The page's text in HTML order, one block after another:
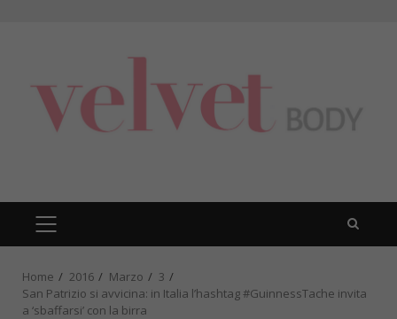
PRIMARY
MENU
Home 2016 Marzo
3
San Patrizio si avvicina: in Italia l’hashtag #GuinnessTache invita
a ‘sbaffarsi’ con la birra